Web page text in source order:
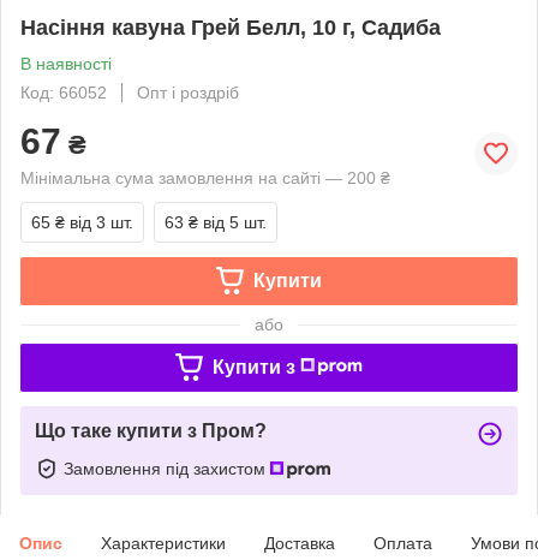
Насіння кавуна Грей Белл, 10 г, Садиба
В наявності
Код: 66052
Опт і роздріб
67 ₴
Мінімальна сума замовлення на сайті — 200 ₴
65 ₴ від 3 шт. 63 ₴ від 5 шт.
Купити
або
Купити з
Що таке купити з Пром?
Замовлення під захистом
Опис Характеристики Доставка Оплата Умови